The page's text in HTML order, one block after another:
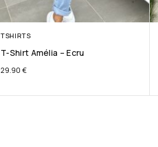
TSHIRTS
T-Shirt Amélia – Ecru
29.90 €